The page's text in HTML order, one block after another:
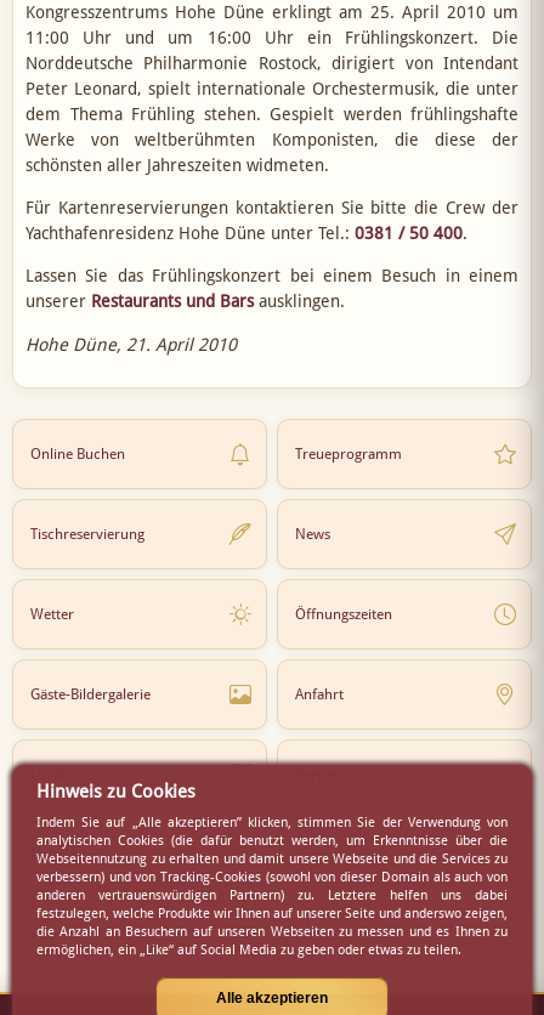
Kongresszentrums Hohe Düne erklingt am 25. April 2010 um
11:00 Uhr und um 16:00 Uhr ein Frühlingskonzert. Die
Norddeutsche Philharmonie Rostock, dirigiert von Intendant
Peter Leonard, spielt internationale Orchestermusik, die unter
dem Thema Frühling stehen. Gespielt werden frühlingshafte
Werke von weltberühmten Komponisten, die diese der
schönsten aller Jahreszeiten widmeten.
Für Kartenreservierungen kontaktieren Sie bitte die Crew der
Yachthafenresidenz Hohe Düne unter Tel.: 0381 / 50 400.
Lassen Sie das Frühlingskonzert bei einem Besuch in einem
unserer Restaurants und Barsausklingen.
Hohe Düne, 21. April 2010
Online Buchen Treueprogramm
Tischreservierung News
Wetter Öffnungszeiten
Gäste-Bildergalerie Anfahrt
Newsletter Partner
Virtueller Rundgang Presse
Hinweis zu Cookies
Indem Sie auf „Alle akzeptieren” klicken, stimmen Sie der Verwendung von
analytischen Cookies (die dafür benutzt werden, um Erkenntnisse über die
Webseitennutzung zu erhalten und damit unsere Webseite und die Services zu
verbessern) und von Tracking-Cookies (sowohl von dieser Domain als auch von
anderen vertrauenswürdigen Partnern) zu. Letztere helfen uns dabei
festzulegen, welche Produkte wir Ihnen auf unserer Seite und anderswo zeigen,
die Anzahl an Besuchern auf unseren Webseiten zu messen und es Ihnen zu
ermöglichen, ein „Like“ auf Social Media zu geben oder etwas zu teilen.
Alle akzeptieren